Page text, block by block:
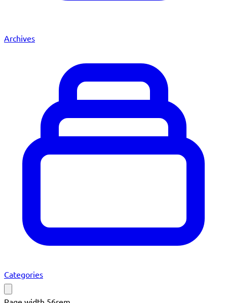
Archives
Categories